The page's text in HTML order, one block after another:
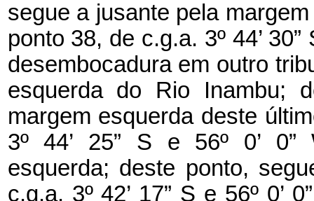
segue a jusante pela
ponto 38, de c.g.a. 3º 44’
desembocadura em outro
esquerda do Rio Inambu;
margem esquerda deste
3º 44’ 25” S e 56º 0’ 0”
esquerda; deste ponto,
c.g.a. 3º 42’ 17” S e 56º 0’